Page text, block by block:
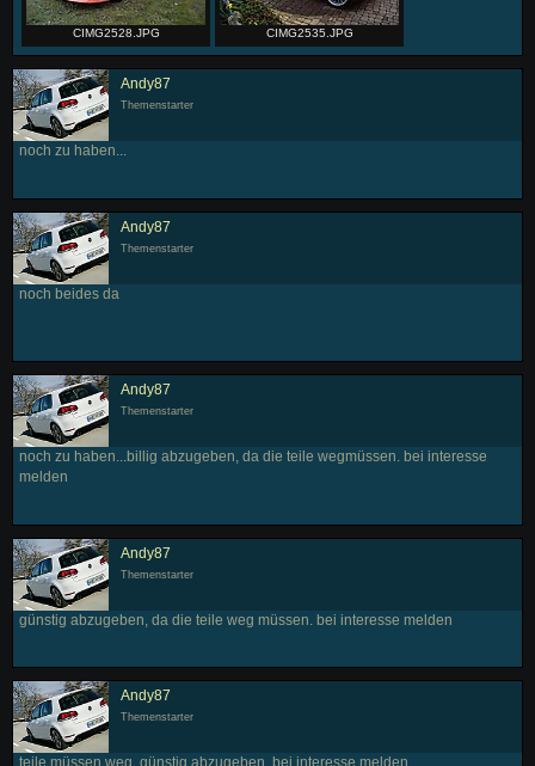
CIMG2528.JPG CIMG2535.JPG
Andy87
Themenstarter
noch zu haben...
Andy87
Themenstarter
noch beides da
Andy87
Themenstarter
noch zu haben...billig abzugeben, da die teile wegmüssen. bei interesse
melden
Andy87
Themenstarter
günstig abzugeben, da die teile weg müssen. bei interesse melden
Andy87
Themenstarter